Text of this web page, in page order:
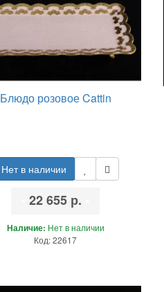
Блюдо розовое Cattin
Нет в наличии
22 655 р.
Наличие: Нет в наличии
Код: 22617